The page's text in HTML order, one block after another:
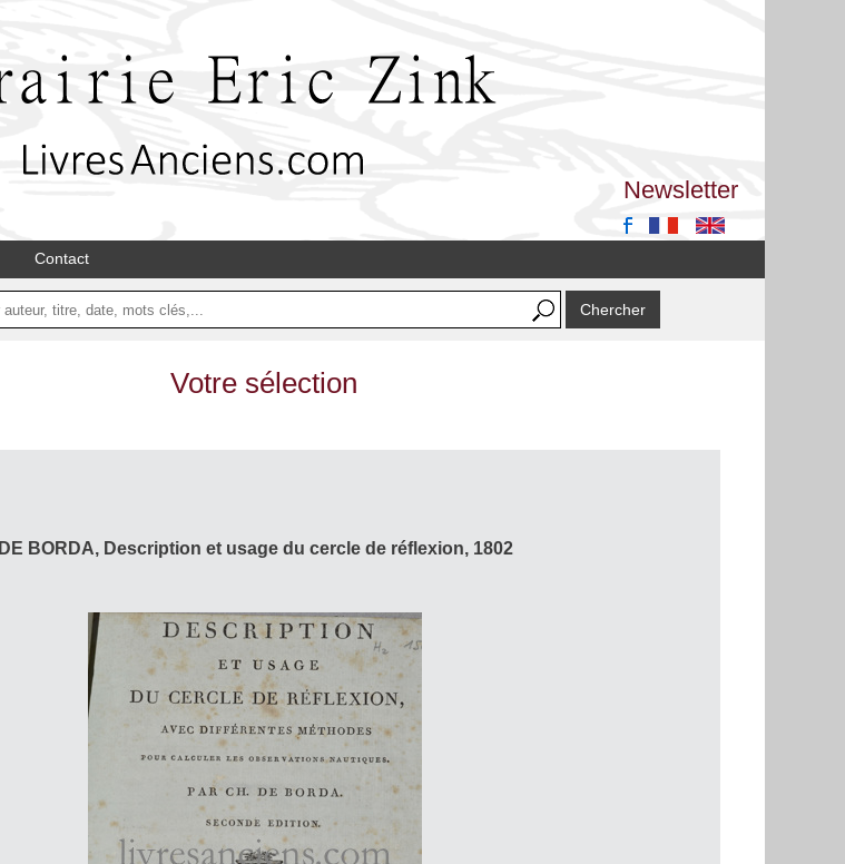
Newsletter
Contact
Votre sélection
DE BORDA, Description et usage du cercle de réflexion, 1802